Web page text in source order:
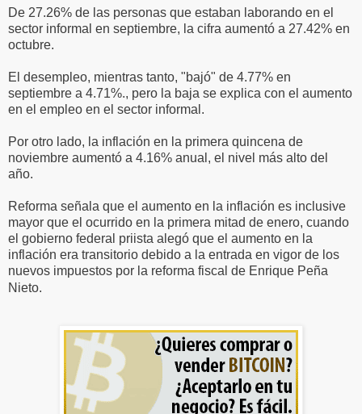
De 27.26% de las personas que estaban laborando en el
sector informal en septiembre, la cifra aumentó a 27.42% en
octubre.
El desempleo, mientras tanto, "bajó" de 4.77% en
septiembre a 4.71%., pero la baja se explica con el aumento
en el empleo en el sector informal.
Por otro lado, la inflación en la primera quincena de
noviembre aumentó a 4.16% anual, el nivel más alto del
año.
Reforma señala que el aumento en la inflación es inclusive
mayor que el ocurrido en la primera mitad de enero, cuando
el gobierno federal priista alegó que el aumento en la
inflación era transitorio debido a la entrada en vigor de los
nuevos impuestos por la reforma fiscal de Enrique Peña
Nieto.